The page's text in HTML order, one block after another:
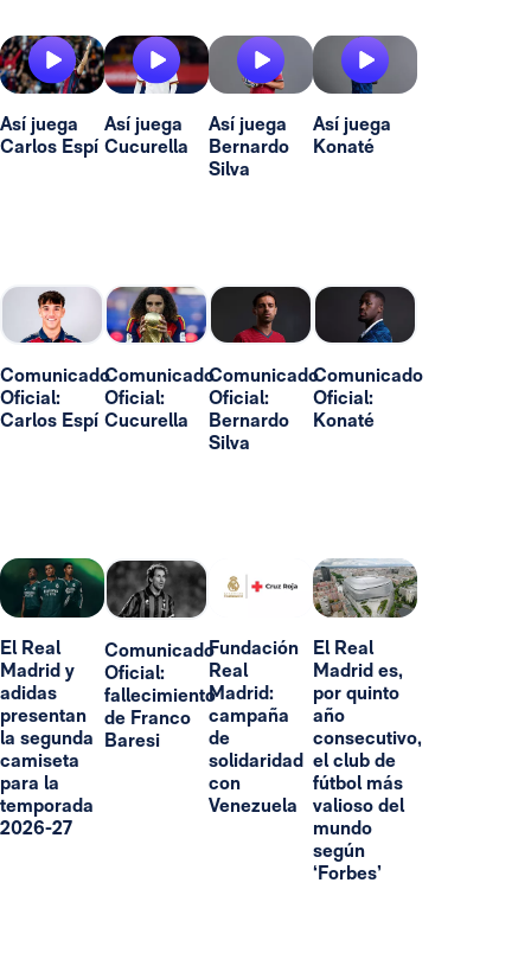
Así juega
Carlos Espí
Así juega
Cucurella
Así juega
Bernardo
Silva
Así juega
Konaté
Comunicado
Oficial:
Carlos Espí
Comunicado
Oficial:
Cucurella
Comunicado
Oficial:
Bernardo
Silva
Comunicado
Oficial:
Konaté
El Real
Madrid y
adidas
presentan
la segunda
camiseta
para la
temporada
2026-27
Comunicado
Oficial:
fallecimiento
de Franco
Baresi
Fundación
Real
Madrid:
campaña
de
solidaridad
con
Venezuela
El Real
Madrid es,
por quinto
año
consecutivo,
el club de
fútbol más
valioso del
mundo
según
‘Forbes’